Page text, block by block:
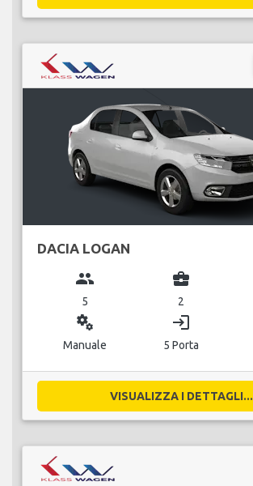
DACIA LOGAN
group
5
business_center
2
miscellaneous_services
Manuale
login
5 Porta
VISUALIZZA I DETTAGLI...